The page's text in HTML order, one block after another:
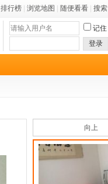
排行榜 浏览地图 随便看看 搜索
记住
登录
向上